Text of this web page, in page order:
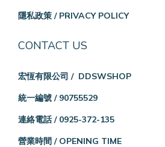
隱私政策 / PRIVACY POLICY
CONTACT US
宏恆有限公司 / DDSWSHOP
統一編號 / 90755529
連絡電話 / 0925-372-135
營業時間 / OPENING TIME